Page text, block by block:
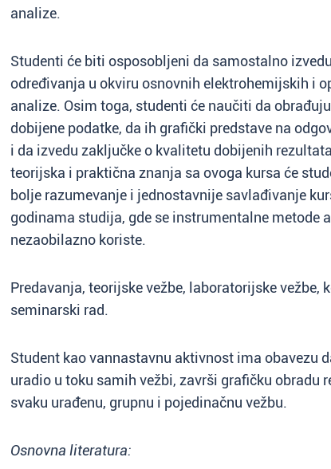
analize.
Studenti će biti osposobljeni da samostalno
određivanja u okviru osnovnih elektrohemijskih i
analize. Osim toga, studenti će naučiti da
dobijene podatke, da ih grafički predstave na
i da izvedu zaključke o kvalitetu dobijenih
teorijska i praktična znanja sa ovoga kursa će
bolje razumevanje i jednostavnije savlađivanje
godinama studija, gde se instrumentalne metode
nezaobilazno koriste.
Predavanja, teorijske vežbe, laboratorijske vežbe,
seminarski rad.
Student kao vannastavnu aktivnost ima obavezu
uradio u toku samih vežbi, završi grafičku obradu
svaku urađenu, grupnu i pojedinačnu vežbu.
Osnovna literatura: